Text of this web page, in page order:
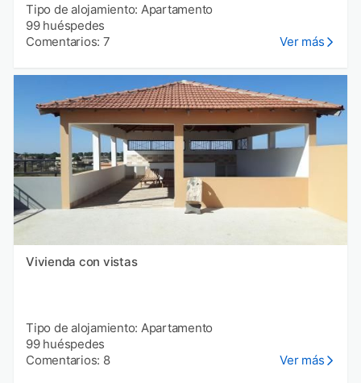
Tipo de alojamiento: Apartamento
99 huéspedes
Comentarios: 7
Ver más
Vivienda con vistas
Tipo de alojamiento: Apartamento
99 huéspedes
Comentarios: 8
Ver más